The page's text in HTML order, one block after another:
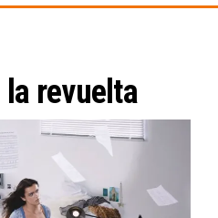
la revuelta